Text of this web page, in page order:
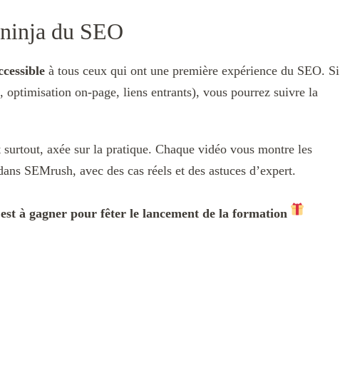
du SEO
à tous ceux qui ont une première expérience du SEO. Si
optimisation on-page, liens entrants), vous pourrez suivre la
axée sur la pratique. Chaque vidéo vous montre les
SEMrush, avec des cas réels et des astuces d’expert.
à gagner pour fêter le lancement de la formation